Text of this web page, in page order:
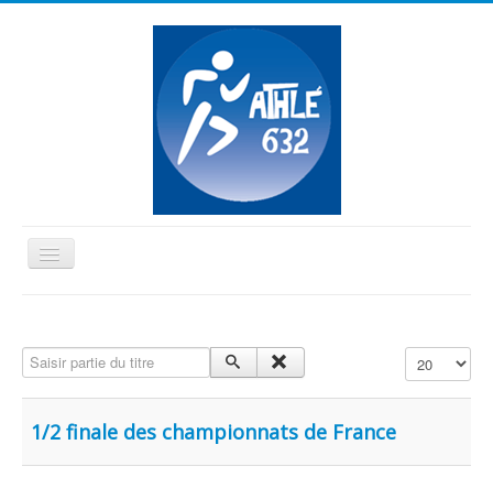
Basculer
la
Vous êtes ici : Accueil Cadets et +
Saisir partie du titre Affichage #
1/2 finale des championnats de France